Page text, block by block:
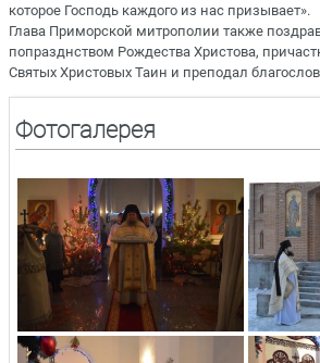
которое Господь каждого из нас призывает».
Глава Приморской митрополии также
попразднством Рождества Христова,
Святых Христовых Таин и преподал
Фотогалерея